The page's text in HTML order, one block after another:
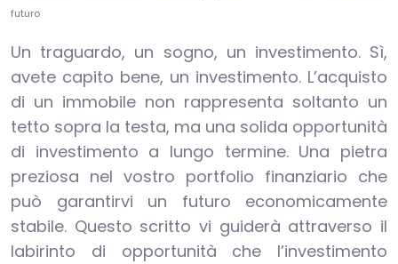
futuro
Un traguardo, un sogno, un investimento. Sì,
avete capito bene, un investimento. L’acquisto
di un immobile non rappresenta soltanto un
tetto sopra la testa, ma una solida opportunità
di investimento a lungo termine. Una pietra
preziosa nel vostro portfolio finanziario che
può garantirvi un futuro economicamente
stabile. Questo scritto vi guiderà attraverso il
labirinto di opportunità che l’investimento